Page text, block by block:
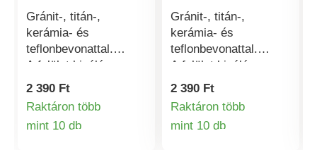
Gránit-, titán-,
kerámia- és
teflonbevonattal.
A felület kiváló
tapadásgátló
és ellenáll
a karcolásoknak.
2 390 Ft
Raktáron több
mint 10 dbTermékinformációk
Gránit-, titán-,
kerámia- és
teflonbevonattal.
A felület kiváló
tapadásgátló
és ellenáll
a karcolásoknak.
2 390 Ft
Raktáron több
mint 10 db